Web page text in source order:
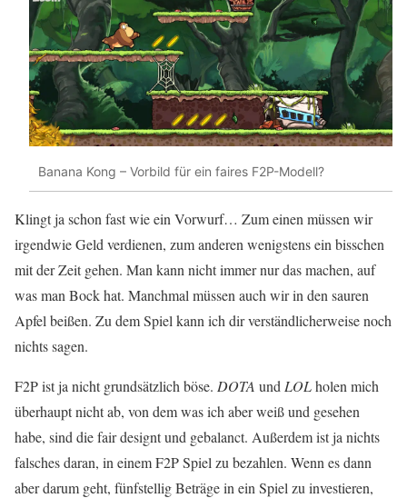
Banana Kong – Vorbild für ein faires F2P-Modell?
Klingt ja schon fast wie ein Vorwurf… Zum einen müssen wir
irgendwie Geld verdienen, zum anderen wenigstens ein bisschen
mit der Zeit gehen. Man kann nicht immer nur das machen, auf
was man Bock hat. Manchmal müssen auch wir in den sauren
Apfel beißen. Zu dem Spiel kann ich dir verständlicherweise noch
nichts sagen.
F2P ist ja nicht grundsätzlich böse. DOTA und LOLholen mich
überhaupt nicht ab, von dem was ich aber weiß und gesehen
habe, sind die fair designt und gebalanct. Außerdem ist ja nichts
falsches daran, in einem F2P Spiel zu bezahlen. Wenn es dann
aber darum geht, fünfstellig Beträge in ein Spiel zu investieren,